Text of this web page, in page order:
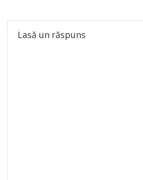
Lasă un răspuns